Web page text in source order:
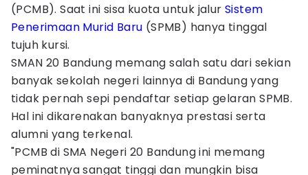
(PCMB). Saat ini sisa kuota untuk jalur Sistem
Penerimaan Murid Baru (SPMB) hanya tinggal
tujuh kursi.
SMAN 20 Bandung memang salah satu dari sekian
banyak sekolah negeri lainnya di Bandung yang
tidak pernah sepi pendaftar setiap gelaran SPMB.
Hal ini dikarenakan banyaknya prestasi serta
alumni yang terkenal.
"PCMB di SMA Negeri 20 Bandung ini memang
peminatnya sangat tinggi dan mungkin bisa